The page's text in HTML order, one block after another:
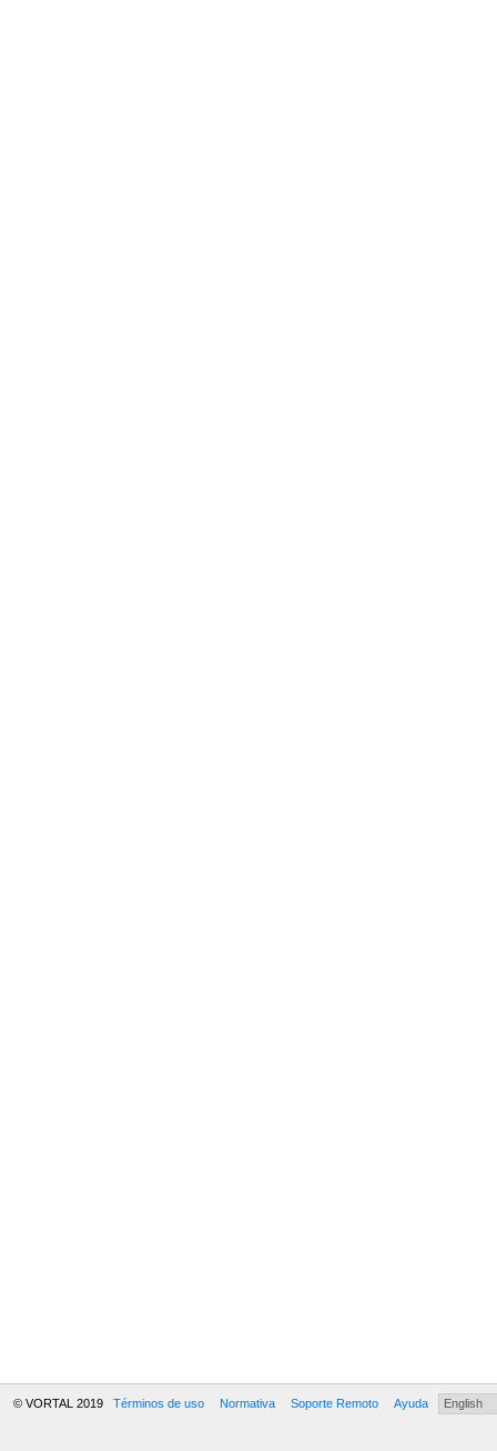
© VORTAL 2019 Términos de uso Normativa Soporte Remoto Ayuda